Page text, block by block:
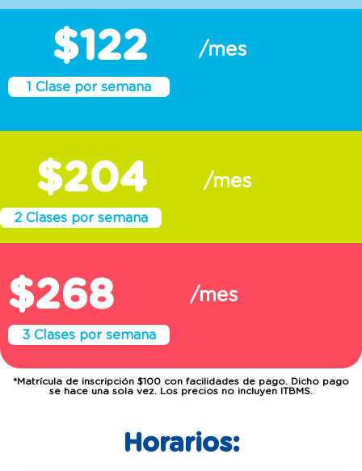
$122 /mes
1 Clase por semana
$204 /mes
2 Clases por semana
$268 /mes
3 Clases por semana
*Matrícula de inscripción $100 con facilidades de pago. Dicho pago
se hace una sola vez. Los precios no incluyen ITBMS.
Horarios: